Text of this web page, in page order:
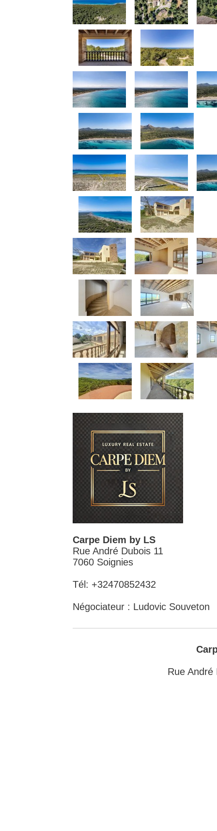
Carpe Diem by LS
Rue André Dubois 11
7060 Soignies
Tél: +32470852432
Négociateur : Ludovic Souveton
Rue